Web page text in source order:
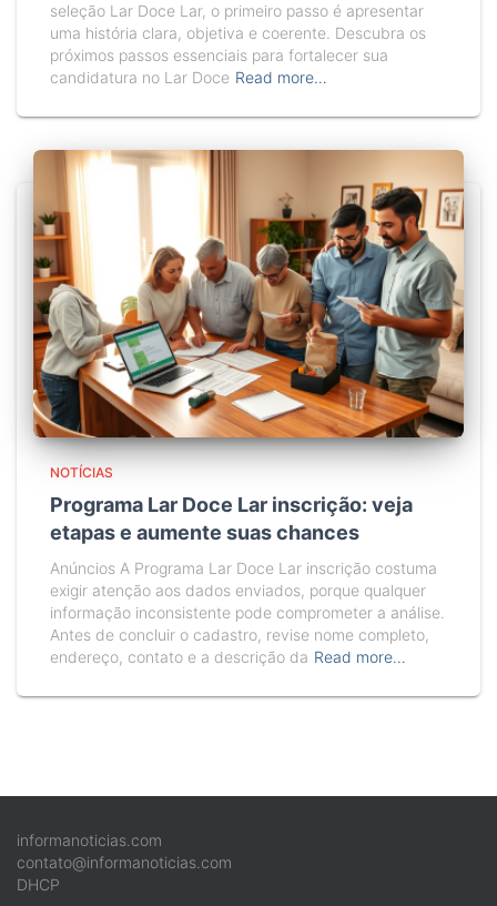
seleção Lar Doce Lar, o primeiro passo é apresentar
uma história clara, objetiva e coerente. Descubra os
próximos passos essenciais para fortalecer sua
candidatura no Lar Doce Read more…
NOTÍCIAS
Programa Lar Doce Lar inscrição: veja
etapas e aumente suas chances
Anúncios A Programa Lar Doce Lar inscrição costuma
exigir atenção aos dados enviados, porque qualquer
informação inconsistente pode comprometer a análise.
Antes de concluir o cadastro, revise nome completo,
endereço, contato e a descrição da Read more…
informanoticias.com
contato@informanoticias.com
DHCP